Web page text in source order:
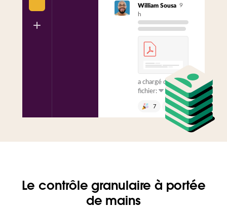
William Sousa 9
h
a chargé ce
fichier:
7 1
message vers un
Le contrôle granulaire à portée
de mains